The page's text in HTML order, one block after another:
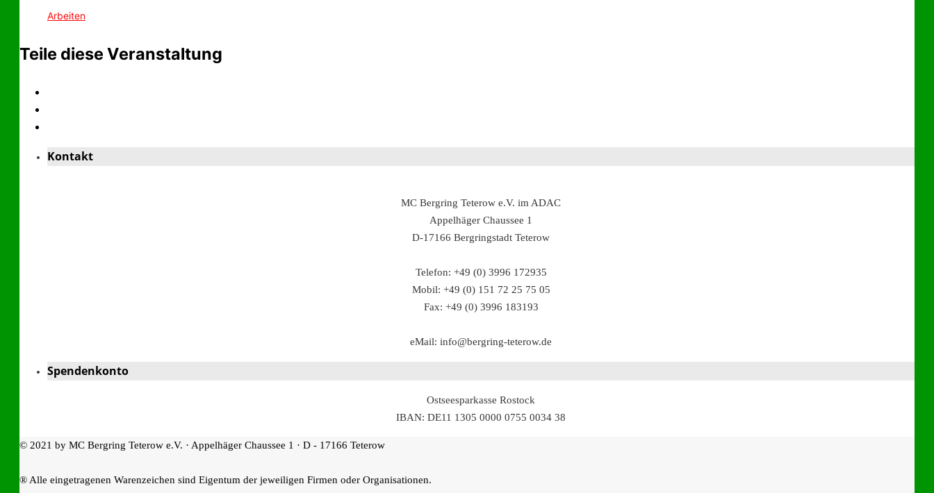
Arbeiten
Teile diese Veranstaltung
Kontakt
MC Bergring Teterow e.V. im ADAC
Appelhäger Chaussee 1
D-17166 Bergringstadt Teterow
Telefon: +49 (0) 3996 172935
Mobil: +49 (0) 151 72 25 75 05
Fax: +49 (0) 3996 183193
eMail: info@bergring-teterow.de
Spendenkonto
Ostseesparkasse Rostock
IBAN: DE11 1305 0000 0755 0034 38
© 2021 by MC Bergring Teterow e.V. · Appelhäger Chaussee 1 · D - 17166 Teterow
® Alle eingetragenen Warenzeichen sind Eigentum der jeweiligen Firmen oder Organisationen.